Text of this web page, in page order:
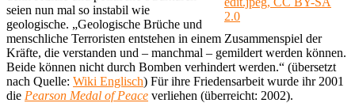
2.0
seien nun mal so instabil wie
geologische. „Geologische Brüche und
menschliche Terroristen entstehen in einem Zusammenspiel der
Kräfte, die verstanden und – manchmal – gemildert werden können.
Beide können nicht durch Bomben verhindert werden.“ (übersetzt
nach Quelle: Wiki Englisch) Für ihre Friedensarbeit wurde ihr 2001
die Pearson Medal of Peace verliehen (überreicht: 2002).